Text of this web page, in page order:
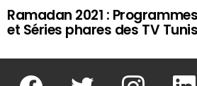
Ramadan 2021 :
et Séries phares des TV
facebook twitter instagram